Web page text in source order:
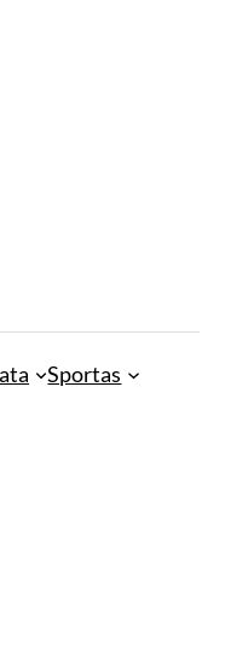
Sportas